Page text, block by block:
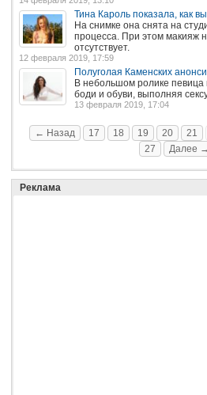
Тина Кароль показала, как
На снимке она снята на
процесса. При этом макияж
отсутствует.
12 февраля 2019, 17:59
Полуголая Каменских
В небольшом ролике
боди и обуви, выполняя
13 февраля 2019, 17:04
← Назад 17 18 19 20 21
27
Далее →
Реклама